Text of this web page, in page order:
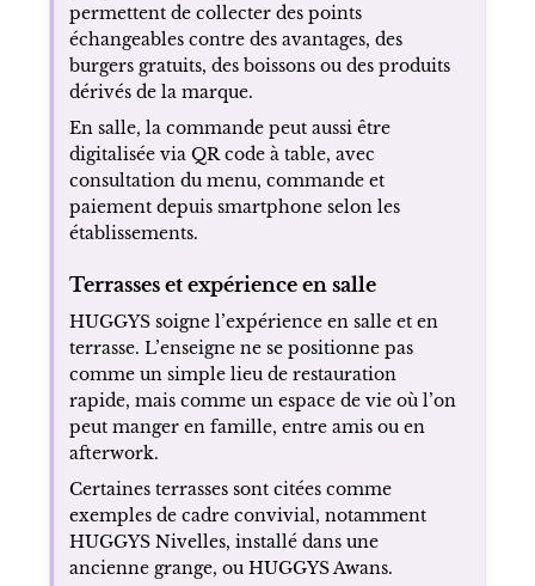
permettent de collecter des points
échangeables contre des avantages, des
burgers gratuits, des boissons ou des produits
dérivés de la marque.
En salle, la commande peut aussi être
digitalisée via QR code à table, avec
consultation du menu, commande et
paiement depuis smartphone selon les
établissements.
Terrasses et expérience en salle
HUGGYS soigne l’expérience en salle et en
terrasse. L’enseigne ne se positionne pas
comme un simple lieu de restauration
rapide, mais comme un espace de vie où l’on
peut manger en famille, entre amis ou en
afterwork.
Certaines terrasses sont citées comme
exemples de cadre convivial, notamment
HUGGYS Nivelles, installé dans une
ancienne grange, ou HUGGYS Awans.